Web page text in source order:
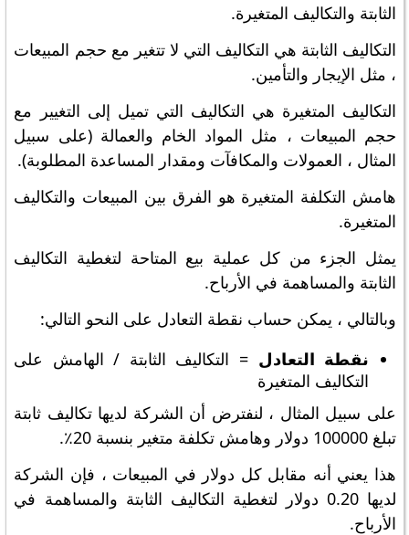
الثابتة والتكاليف المتغيرة.
التكاليف الثابتة هي التكاليف التي لا تتغير مع حجم المبيعات
، مثل الإيجار والتأمين.
التكاليف المتغيرة هي التكاليف التي تميل إلى التغيير مع
حجم المبيعات ، مثل المواد الخام والعمالة (على سبيل
المثال ، العمولات والمكافآت ومقدار المساعدة المطلوبة).
هامش التكلفة المتغيرة هو الفرق بين المبيعات والتكاليف
المتغيرة.
يمثل الجزء من كل عملية بيع المتاحة لتغطية التكاليف
الثابتة والمساهمة في الأرباح.
وبالتالي ، يمكن حساب نقطة التعادل على النحو التالي:
نقطة التعادل = التكاليف الثابتة / الهامش على
التكاليف المتغيرة
على سبيل المثال ، لنفترض أن الشركة لديها تكاليف ثابتة
تبلغ 100000 دولار وهامش تكلفة متغير بنسبة 20٪.
هذا يعني أنه مقابل كل دولار في المبيعات ، فإن الشركة
لديها 0.20 دولار لتغطية التكاليف الثابتة والمساهمة في
الأرباح.